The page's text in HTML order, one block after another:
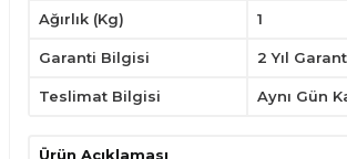
Çocukların ulaşabileceği yerlerden uzak tutunuz.
Ağırlık (Kg) 1
Garanti Bilgisi 2 Yıl
Teslimat Bilgisi Aynı Gün
Ürün Açıklaması